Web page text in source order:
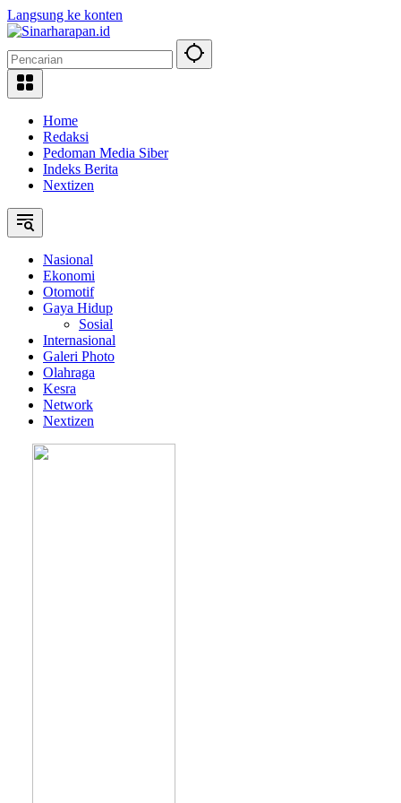
Langsung ke konten
Home
Redaksi
Pedoman Media Siber
Indeks Berita
Nextizen
Nasional
Ekonomi
Otomotif
Gaya Hidup
Sosial
Internasional
Galeri Photo
Olahraga
Kesra
Network
Nextizen